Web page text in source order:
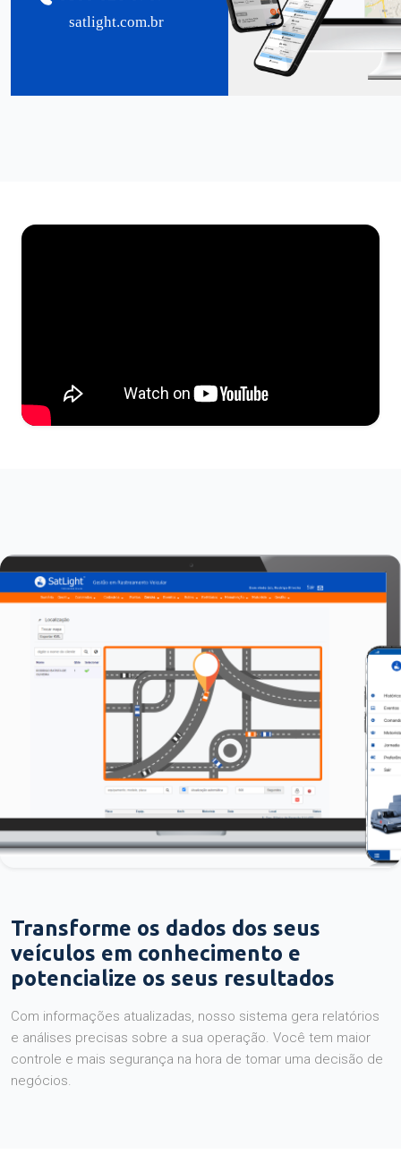
satlight.com.br
Transforme os dados dos seus
veículos em conhecimento e
potencialize os seus resultados
Com informações atualizadas, nosso sistema gera relatórios
e análises precisas sobre a sua operação. Você tem maior
controle e mais segurança na hora de tomar uma decisão de
negócios.